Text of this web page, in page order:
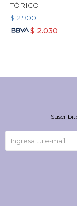
TÓRICO
$ 2.900
$ 2.030